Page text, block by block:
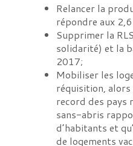
Relancer la
répondre aux
Supprimer la
solidarité) et la
2017;
Mobiliser les
réquisition, alors
record des pays
sans-abris
d’habitants et
de logements